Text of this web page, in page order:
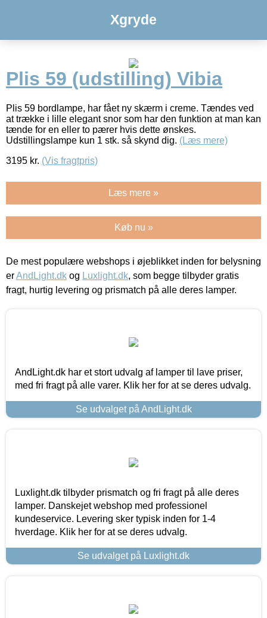
Xgryde
Plis 59 (udstilling) Vibia
Plis 59 bordlampe, har fået ny skærm i creme. Tændes ved
at trække i lille elegant snor som har den funktion at man kan
tænde for en eller to pærer hvis dette ønskes.
Udstillingslampe kun 1 stk. så skynd dig. (Læs mere)
3195 kr. (Vis fragtpris)
Læs mere »
Køb nu »
De mest populære webshops i øjeblikket inden for belysning
erAndLight.dk og Luxlight.dk, som begge tilbyder gratis
fragt, hurtig levering og prismatch på alle deres lamper.
AndLight.dk har et stort udvalg af lamper til lave priser,
med fri fragt på alle varer. Klik her for at se deres udvalg.
Se udvalget på AndLight.dk
Luxlight.dk tilbyder prismatch og fri fragt på alle deres
lamper. Danskejet webshop med professionel
kundeservice. Levering sker typisk inden for 1-4
hverdage. Klik her for at se deres udvalg.
Se udvalget på Luxlight.dk